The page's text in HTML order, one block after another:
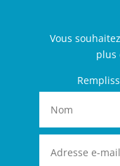
Vous
plus